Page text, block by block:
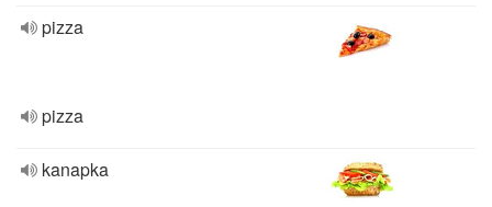
pizza
pizza
kanapka